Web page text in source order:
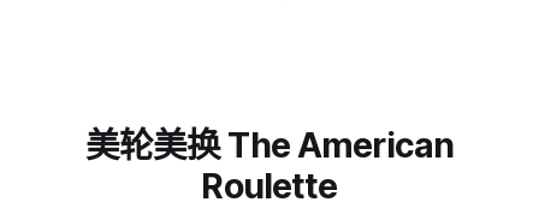
美轮美换 The American
Roulette